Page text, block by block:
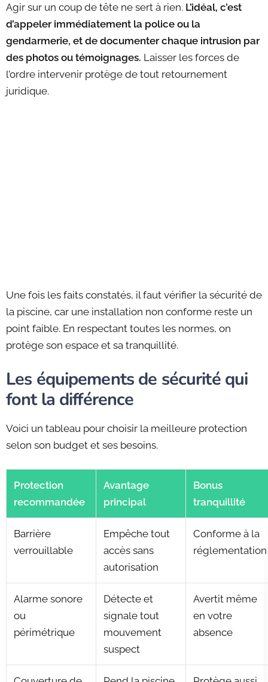
Agir sur un coup de tête ne sert à rien. L’idéal, c’est
d’appeler immédiatement la police ou la
gendarmerie, et de documenter chaque intrusion par
des photos ou témoignages. Laisser les forces de
l’ordre intervenir protège de tout retournement
juridique.
Une fois les faits constatés, il faut vérifier la sécurité de
la piscine, car une installation non conforme reste un
point faible. En respectant toutes les normes, on
protège son espace et sa tranquillité.
Les équipements de sécurité qui
font la différence
Voici un tableau pour choisir la meilleure protection
selon son budget et ses besoins.
Protection
recommandée
Avantage
principal
Bonus
tranquillité
Barrière
verrouillable
Empêche tout
accès sans
autorisation
Conforme à la
réglementation
Alarme sonore
ou
périmétrique
Détecte et
signale tout
mouvement
suspect
Avertit même
en votre
absence